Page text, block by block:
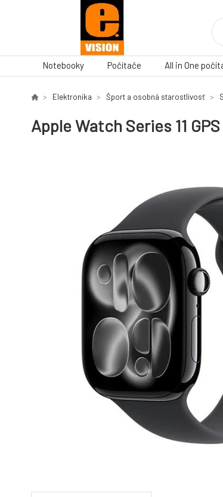
Notebooky Počítače All in One
Elektronika Šport a osobná starostlivosť
Apple Watch Series 11